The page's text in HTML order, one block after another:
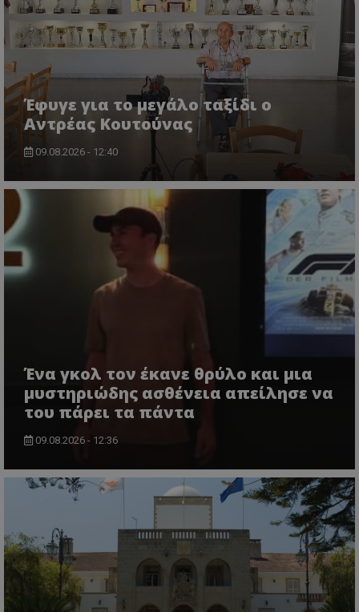
Έφυγε για το μεγάλο ταξίδι ο
Αντρέας Κουτούνας
09.08.2026 - 12:40
Ένα γκολ τον έκανε θρύλο και μια
μυστηριώδης ασθένεια απείλησε να
του πάρει τα πάντα
09.08.2026 - 12:36